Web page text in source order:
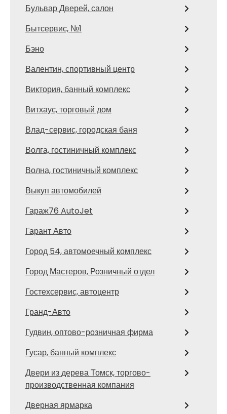
Бульвар Дверей, салон
Бытсервис, №1
Бэно
Валентин, спортивный центр
Виктория, банный комплекс
Витхаус, торговый дом
Влад-сервис, городская баня
Волга, гостиничный комплекс
Волна, гостиничный комплекс
Выкуп автомобилей
Гараж76 AutoJet
Гарант Авто
Город 54, автомоечный комплекс
Город Мастеров, Розничный отдел
Гостехсервис, автоцентр
Гранд-Авто
Гудвин, оптово-розничная фирма
Гусар, банный комплекс
Двери из дерева Томск, торгово-
производственная компания
Дверная ярмарка